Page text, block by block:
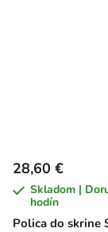
Polica do skrine
28,60 €
Skladom |
hodín